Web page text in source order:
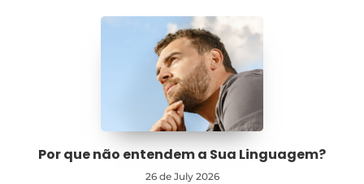
Por que não entendem a Sua Linguagem?
26 de July 2026